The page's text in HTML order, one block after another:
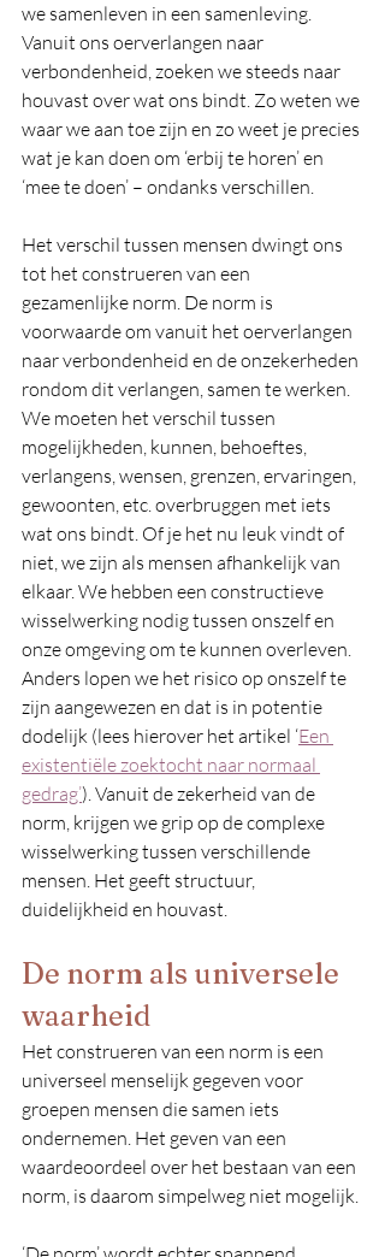
we samenleven in een samenleving.
Vanuit ons oerverlangen naar
verbondenheid, zoeken we steeds naar
houvast over wat ons bindt. Zo weten we
waar we aan toe zijn en zo weet je precies
wat je kan doen om ‘erbij te horen’ en
‘mee te doen’ – ondanks verschillen.
Het verschil tussen mensen dwingt ons
tot het construeren van een
gezamenlijke norm. De norm is
voorwaarde om vanuit het oerverlangen
naar verbondenheid en de onzekerheden
rondom dit verlangen, samen te werken.
We moeten het verschil tussen
mogelijkheden, kunnen, behoeftes,
verlangens, wensen, grenzen, ervaringen,
gewoonten, etc. overbruggen met iets
wat ons bindt. Of je het nu leuk vindt of
niet, we zijn als mensen afhankelijk van
elkaar. We hebben een constructieve
wisselwerking nodig tussen onszelf en
onze omgeving om te kunnen overleven.
Anders lopen we het risico op onszelf te
zijn aangewezen en dat is in potentie
dodelijk (lees hierover het artikel ‘Een
existentiële zoektocht naar normaal
gedrag’). Vanuit de zekerheid van de
norm, krijgen we grip op de complexe
wisselwerking tussen verschillende
mensen. Het geeft structuur,
duidelijkheid en houvast.
De norm als universele
waarheid
Het construeren van een norm is een
universeel menselijk gegeven voor
groepen mensen die samen iets
ondernemen. Het geven van een
waardeoordeel over het bestaan van een
norm, is daarom simpelweg niet mogelijk.